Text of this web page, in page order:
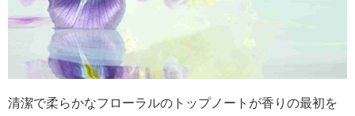
清潔で柔らかなフローラルのトップノートが香りの最初を